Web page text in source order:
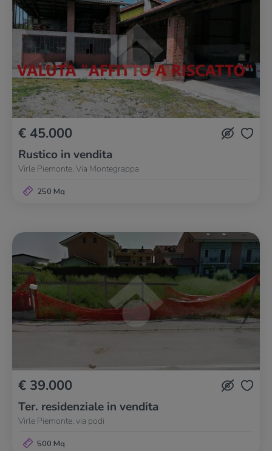
€ 45.000
Rustico in vendita
Virle Piemonte, Via Montegrappa
250 Mq
€ 39.000
Ter. residenziale in vendita
Virle Piemonte, via podi
500 Mq